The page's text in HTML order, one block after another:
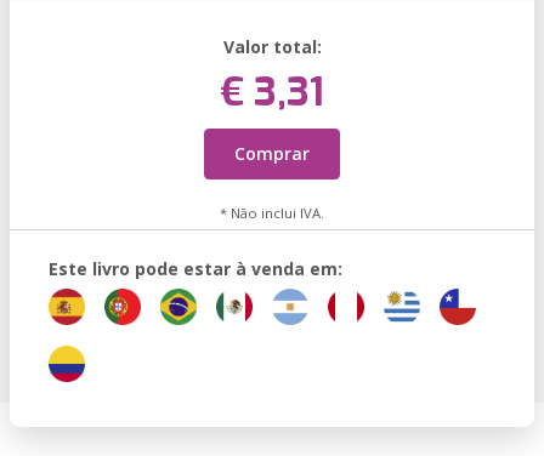
Valor total:
€ 3,31
Comprar
* Não inclui IVA.
Este livro pode estar à venda em: